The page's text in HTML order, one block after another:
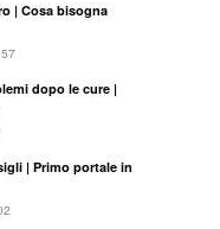
| Cosa bisogna
dopo le cure |
| Primo portale in